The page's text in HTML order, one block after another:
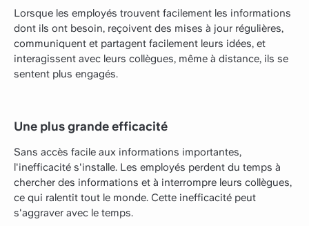
Lorsque les employés trouvent facilement les informations
dont ils ont besoin, reçoivent des mises à jour régulières,
communiquent et partagent facilement leurs idées, et
interagissent avec leurs collègues, même à distance, ils se
sentent plus engagés.
Une plus grande efficacité
Sans accès facile aux informations importantes,
l'inefficacité s'installe. Les employés perdent du temps à
chercher des informations et à interrompre leurs collègues,
ce qui ralentit tout le monde. Cette inefficacité peut
s'aggraver avec le temps.